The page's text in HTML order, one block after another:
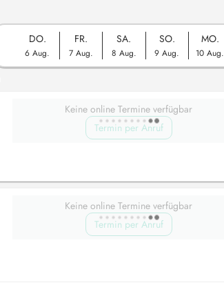
DO.
6 Aug.
FR.
7 Aug.
SA.
8 Aug.
SO.
9 Aug.
MO.
10 Aug.
Keine online Termine verfügbar
Termin per Anruf
Keine online Termine verfügbar
Termin per Anruf